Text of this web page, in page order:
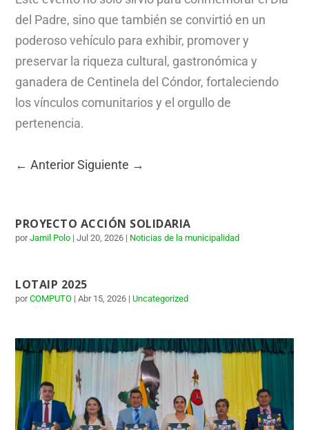
del Padre, sino que también se convirtió en un
poderoso vehículo para exhibir, promover y
preservar la riqueza cultural, gastronómica y
ganadera de Centinela del Cóndor, fortaleciendo
los vínculos comunitarios y el orgullo de
pertenencia.
←Anterior Siguiente →
PROYECTO ACCIÓN SOLIDARIA
porJamil Polo |Jul 20, 2026 | Noticias de la municipalidad
LOTAIP 2025
porCOMPUTO |Abr 15, 2026 |Uncategorized